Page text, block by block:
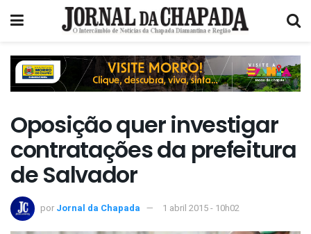
Oposição quer investigar
contratações da prefeitura
de Salvador
por Jornal da Chapada 1 abril 2015 - 10h02